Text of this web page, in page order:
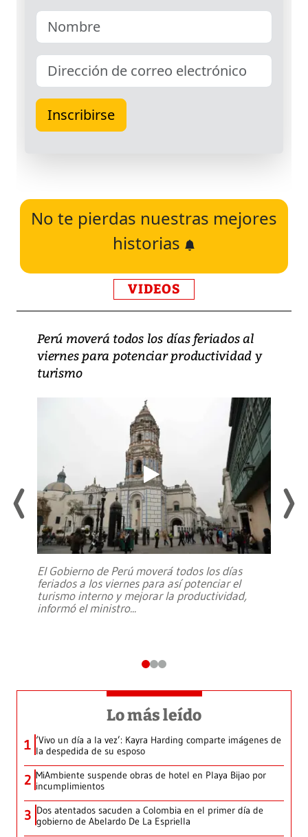
No te pierdas nuestras mejores
historias
VIDEOS
Perú moverá todos los días feriados al
viernes para potenciar productividad y
turismo
El Gobierno de Perú moverá todos los días
feriados a los viernes para así potenciar el
turismo interno y mejorar la productividad,
informó el ministro...
Lo más leído
1 ‘Vivo un día a la vez’: Kayra Harding comparte imágenes de
la despedida de su esposo
2 MiAmbiente suspende obras de hotel en Playa Bijao por
incumplimientos
3 Dos atentados sacuden a Colombia en el primer día de
gobierno de Abelardo De La Espriella